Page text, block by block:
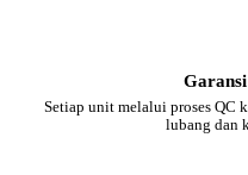
Setiap unit melalui proses QC
lubang dan